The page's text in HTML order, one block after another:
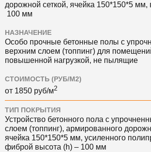
дорожной сеткой, ячейка 150*150*5 мм,
100 мм
НАЗНАЧЕНИЕ
Особо прочные бетонные полы с
верхним слоем (топпинг) для
повышенной нагрузкой, не пылящие
СТОИМОСТЬ (РУБ/М2)
от 1850 руб/м2
ТИП ПОКРЫТИЯ
Устройство бетонного пола с
слоем (топпинг), армированного
ячейка 150*150*5 мм, усиленного
фиброй высота (h) – 100 мм